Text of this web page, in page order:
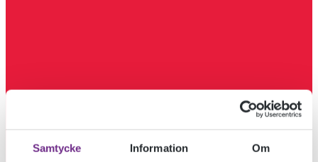
Samtycke Information Om